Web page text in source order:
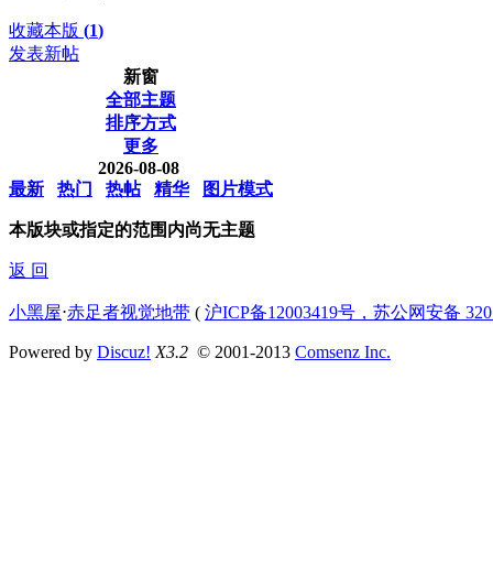
收藏本版 (1)
发表新帖
新窗
全部主题
排序方式
更多
2026-08-08
最新
热门 热帖 精华 图片模式
本版块或指定的范围内尚无主题
返 回
小黑屋⋅赤足者视觉地带 ( 沪ICP备12003419号，苏公网安备
Powered by Discuz! X3.2 © 2001-2013 Comsenz Inc.